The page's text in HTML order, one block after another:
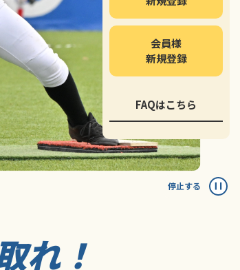
停止する
会員様
新規登録
FAQはこちら
れ！